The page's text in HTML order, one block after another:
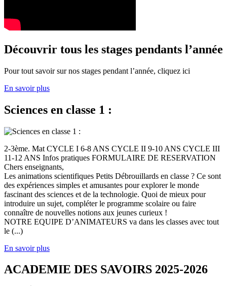
Découvrir tous les stages pendants l’année
Pour tout savoir sur nos stages pendant l’année, cliquez ici
En savoir plus
Sciences en classe 1 :
2-3ème. Mat CYCLE I 6-8 ANS CYCLE II 9-10 ANS CYCLE III
11-12 ANS Infos pratiques FORMULAIRE DE RESERVATION
Chers enseignants,
Les animations scientifiques Petits Débrouillards en classe ? Ce sont
des expériences simples et amusantes pour explorer le monde
fascinant des sciences et de la technologie. Quoi de mieux pour
introduire un sujet, compléter le programme scolaire ou faire
connaître de nouvelles notions aux jeunes curieux !
NOTRE EQUIPE D’ANIMATEURS va dans les classes avec tout
le (...)
En savoir plus
ACADEMIE DES SAVOIRS 2025-2026